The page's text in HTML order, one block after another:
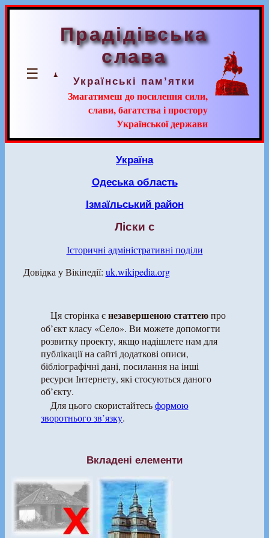
☰
Прадідівська
слава
Українські пам’ятки
Змагатимеш до посилення сили,
слави, багатства і простору
Української держави
Україна
Одеська область
Ізмаїльський район
Ліски с
Історичні адміністративні поділи
Довідка у Вікіпедії: uk.wikipedia.org
Ця сторінка єнезавершеною статтеюпро
об’єкт класу «Село». Ви можете допомогти
розвитку проекту, якщо надішлете нам для
публікації на сайті додаткові описи,
бібліографічні дані, посилання на інші
ресурси Інтернету, які стосуються даного
об’єкту.
Для цього скористайтесьформою
зворотнього зв’язку.
Вкладені елементи